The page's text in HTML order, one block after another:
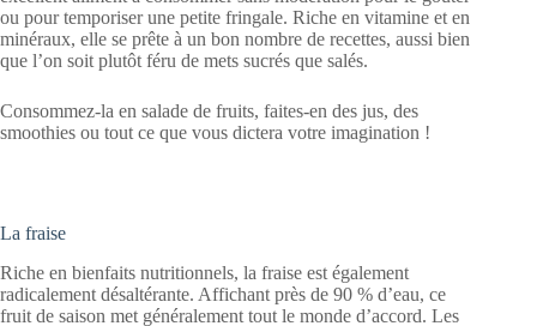
ou pour temporiser une petite fringale. Riche en vitamine et en
minéraux, elle se prête à un bon nombre de recettes, aussi bien
que l’on soit plutôt féru de mets sucrés que salés.
Consommez-la en salade de fruits, faites-en des jus, des
smoothies ou tout ce que vous dictera votre imagination !
La fraise
Riche en bienfaits nutritionnels, la fraise est également
radicalement désaltérante. Affichant près de 90 % d’eau, ce
fruit de saison met généralement tout le monde d’accord. Les